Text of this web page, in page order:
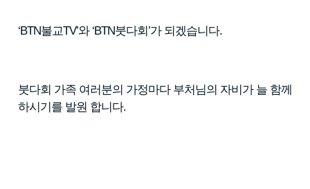
‘BTN불교TV’와 ‘BTN붓다회’가 되겠습니다.
붓다회 가족 여러분의 가정마다 부처님의 자비가 늘 함께
하시기를 발원 합니다.​